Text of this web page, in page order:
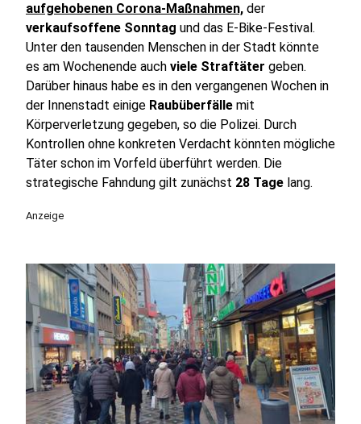
aufgehobenen Corona-Maßnahmen, der
verkaufsoffene Sonntag und das E-Bike-Festival.
Unter den tausenden Menschen in der Stadt könnte
es am Wochenende auch viele Straftäter geben.
Darüber hinaus habe es in den vergangenen Wochen in
der Innenstadt einige Raubüberfälle mit
Körperverletzung gegeben, so die Polizei. Durch
Kontrollen ohne konkreten Verdacht könnten mögliche
Täter schon im Vorfeld überführt werden. Die
strategische Fahndung gilt zunächst 28 Tage lang.
Anzeige